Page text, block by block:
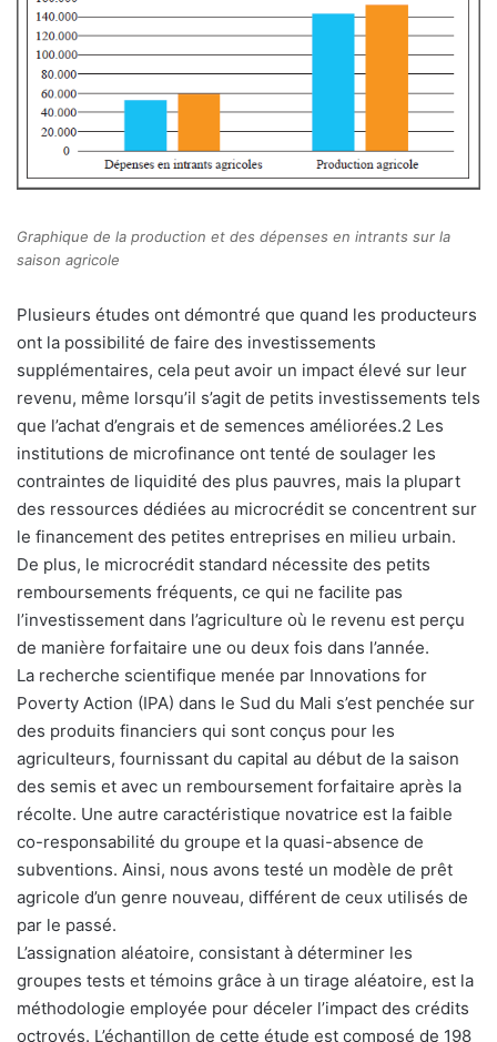
Graphique de la production et des dépenses en intrants sur la
saison agricole
Plusieurs études ont démontré que quand les producteurs
ont la possibilité de faire des investissements
supplémentaires, cela peut avoir un impact élevé sur leur
revenu, même lorsqu’il s’agit de petits investissements tels
que l’achat d’engrais et de semences améliorées.2 Les
institutions de microfinance ont tenté de soulager les
contraintes de liquidité des plus pauvres, mais la plupart
des ressources dédiées au microcrédit se concentrent sur
le financement des petites entreprises en milieu urbain.
De plus, le microcrédit standard nécessite des petits
remboursements fréquents, ce qui ne facilite pas
l’investissement dans l’agriculture où le revenu est perçu
de manière forfaitaire une ou deux fois dans l’année.
La recherche scientifique menée par Innovations for
Poverty Action (IPA) dans le Sud du Mali s’est penchée sur
des produits financiers qui sont conçus pour les
agriculteurs, fournissant du capital au début de la saison
des semis et avec un remboursement forfaitaire après la
récolte. Une autre caractéristique novatrice est la faible
co-responsabilité du groupe et la quasi-absence de
subventions. Ainsi, nous avons testé un modèle de prêt
agricole d’un genre nouveau, différent de ceux utilisés de
par le passé.
L’assignation aléatoire, consistant à déterminer les
groupes tests et témoins grâce à un tirage aléatoire, est la
méthodologie employée pour déceler l’impact des crédits
octroyés. L’échantillon de cette étude est composé de 198